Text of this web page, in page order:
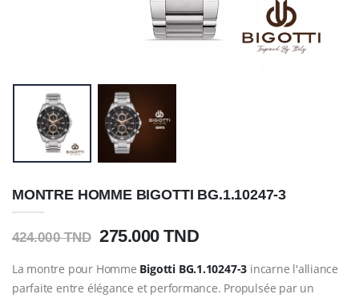
MONTRE HOMME BIGOTTI BG.1.10247-3
424.000 TND 275.000 TND
La montre pour Homme BigottiBG.1.10247-3 incarne l'alliance
parfaite entre élégance et performance. Propulsée par un